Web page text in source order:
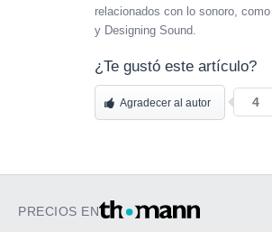
relacionados con lo sonoro,
y Designing Sound.
¿Te gustó este artículo?
Agradecer al autor 4
PRECIOS EN